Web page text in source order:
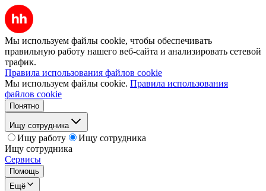
Мы используем файлы cookie, чтобы обеспечивать
правильную работу нашего веб-сайта и анализировать сетевой
трафик.
Правила использования файлов cookie
Мы используем файлы cookie. Правила использования
файлов cookie
Понятно
Ищу сотрудника
Ищу работу
Ищу сотрудника
Ищу сотрудника
Сервисы
Помощь
Ещё